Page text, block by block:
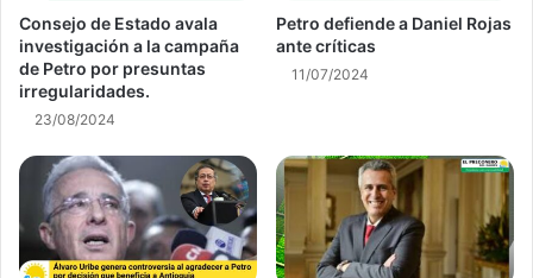
Consejo de Estado avala
investigación a la campaña
de Petro por presuntas
irregularidades.
23/08/2024
Petro defiende a Daniel Rojas
ante críticas
11/07/2024